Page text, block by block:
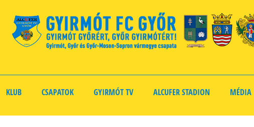
KLUB CSAPATOK GYIRMÓT TV ALCUFER STADION MÉDIA